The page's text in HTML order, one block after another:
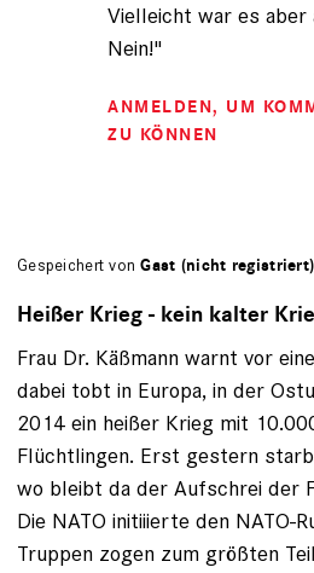
Vielleicht war es aber
Nein!"
ANMELDEN, UM
ZU KÖNNEN
Gespeichert vonGast (nicht registriert)
Heißer Krieg - kein kalter
Frau Dr. Käßmann warnt vor
dabei tobt in Europa, in der
2014 ein heißer Krieg mit
Flüchtlingen. Erst gestern
wo bleibt da der Aufschrei der
Die NATO initiiierte den NATO-
Truppen zogen zum größten